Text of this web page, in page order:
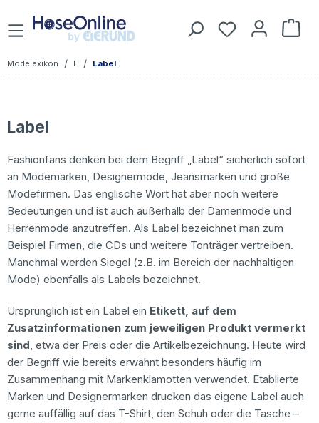
Zum Hauptinhalt springen Du hast 0
Modelexikon / L / Label
Label
Fashionfans denken bei dem Begriff „Label“ sicherlich sofort
an Modemarken, Designermode, Jeansmarken und große
Modefirmen. Das englische Wort hat aber noch weitere
Bedeutungen und ist auch außerhalb der Damenmode und
Herrenmode anzutreffen. Als Label bezeichnet man zum
Beispiel Firmen, die CDs und weitere Tonträger vertreiben.
Manchmal werden Siegel (z.B. im Bereich der nachhaltigen
Mode) ebenfalls als Labels bezeichnet.
Ursprünglich ist ein Label ein Etikett, auf dem
Zusatzinformationen zum jeweiligen Produkt vermerkt
sind, etwa der Preis oder die Artikelbezeichnung. Heute wird
der Begriff wie bereits erwähnt besonders häufig im
Zusammenhang mit Markenklamotten verwendet. Etablierte
Marken und Designermarken drucken das eigene Label auch
gerne auffällig auf das T-Shirt, den Schuh oder die Tasche –